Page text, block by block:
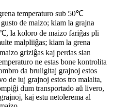
temperaturo sub 50℃
de maizo; kiam la grajna
la koloro de maizo fariĝas pli
malpliiĝas; kiam la grena
griziĝas kaj perdas sian
ne estas bone kontrolita
da bruligitaj grajnoj estos
de iuj grajnoj estos tro malalta,
dum transportado aŭ livero,
kaj estu netolerema al